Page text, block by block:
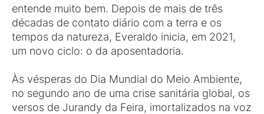
entende muito bem. Depois de mais de três
décadas de contato diário com a terra e os
tempos da natureza, Everaldo inicia, em 2021,
um novo ciclo: o da aposentadoria.
Às vésperas do Dia Mundial do Meio Ambiente,
no segundo ano de uma crise sanitária global, os
versos de Jurandy da Feira, imortalizados na voz